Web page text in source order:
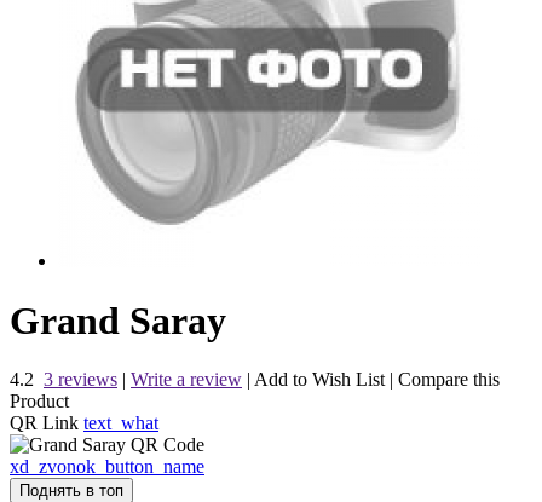
Grand Saray
4.2 3 reviews | Write a review | Add to Wish List | Compare this
Product
QR Link text_what
xd_zvonok_button_name
Поднять в топ